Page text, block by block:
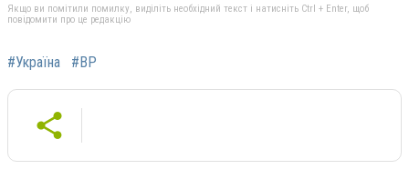
Якщо ви помітили помилку, виділіть необхідний текст і натисніть Ctrl + Enter, щоб
повідомити про це редакцію
#Україна #ВР